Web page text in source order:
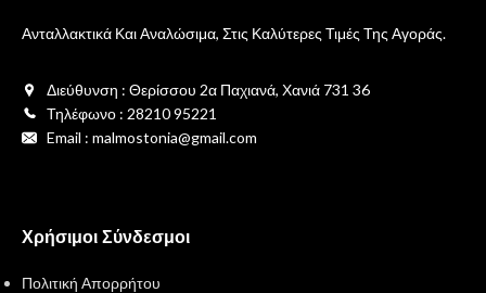
Ανταλλακτικά Και Αναλώσιμα, Στις Καλύτερες Τιμές Της Αγοράς.
Διεύθυνση : Θερίσσου 2α Παχιανά, Χανιά 731 36
Τηλέφωνο : 28210 95221
Email : malmostonia@gmail.com
Χρήσιμοι Σύνδεσμοι
Πολιτική Απορρήτου